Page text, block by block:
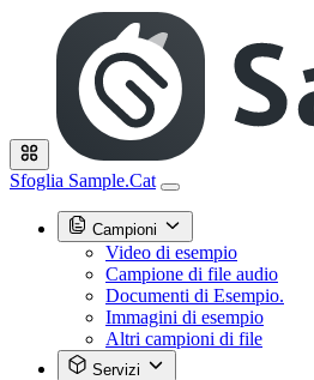
Sfoglia Sample.Cat
Campioni
Video di esempio
Campione di file audio
Documenti di Esempio.
Immagini di esempio
Altri campioni di file
Servizi